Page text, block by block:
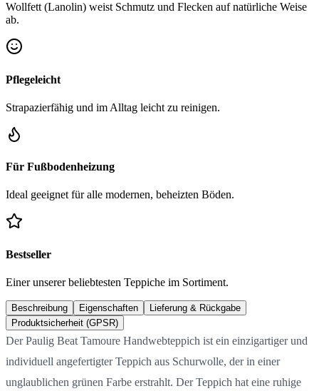
Wollfett (Lanolin) weist Schmutz und Flecken auf natürliche Weise
ab.
Pflegeleicht
Strapazierfähig und im Alltag leicht zu reinigen.
Für Fußbodenheizung
Ideal geeignet für alle modernen, beheizten Böden.
Bestseller
Einer unserer beliebtesten Teppiche im Sortiment.
Beschreibung Eigenschaften
Lieferung & Rückgabe
Produktsicherheit (GPSR)
Der Paulig Beat Tamoure Handwebteppich ist ein einzigartiger und
individuell angefertigter Teppich aus Schurwolle, der in einer
unglaublichen grünen Farbe erstrahlt. Der Teppich hat eine ruhige